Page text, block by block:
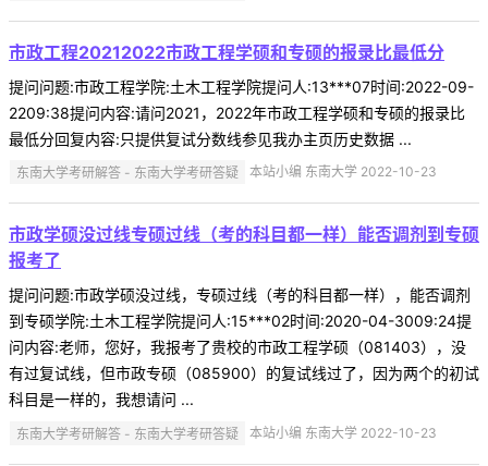
市政工程20212022市政工程学硕和专硕的报录比最低分
提问问题:市政工程学院:土木工程学院提问人:13***07时间:2022-09-
2209:38提问内容:请问2021，2022年市政工程学硕和专硕的报录比
最低分回复内容:只提供复试分数线参见我办主页历史数据 ...
东南大学考研解答 - 东南大学考研答疑 本站小编 东南大学 2022-10-23
市政学硕没过线专硕过线（考的科目都一样）能否调剂到专硕
报考了
提问问题:市政学硕没过线，专硕过线（考的科目都一样），能否调剂
到专硕学院:土木工程学院提问人:15***02时间:2020-04-3009:24提
问内容:老师，您好，我报考了贵校的市政工程学硕（081403），没
有过复试线，但市政专硕（085900）的复试线过了，因为两个的初试
科目是一样的，我想请问 ...
东南大学考研解答 - 东南大学考研答疑 本站小编 东南大学 2022-10-23